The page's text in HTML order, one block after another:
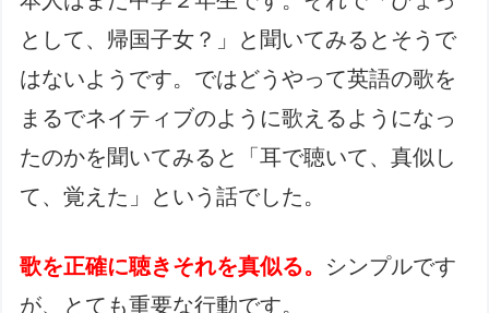
として、帰国子女？」と聞いてみるとそうで
はないようです。ではどうやって英語の歌を
まるでネイティブのように歌えるようになっ
たのかを聞いてみると「耳で聴いて、真似し
て、覚えた」という話でした。
歌を正確に聴きそれを真似る。 シンプルです
が、とても重要な行動です。